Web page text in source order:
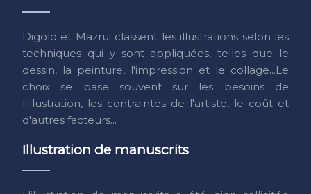
Digolo et Mazrui classent les illustrations selon les
techniques qui y sont appliquées, telles que le
dessin, la peinture, l'impression et le collage...Le
choix se base souvent sur les besoins de
l'illustration, les contraintes de l'artiste, le coût et
d'autres facteurs...
Illustration de manuscrits